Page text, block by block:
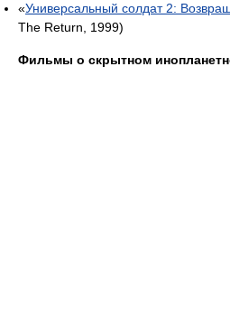
«Универсальный солдат 2:
The Return, 1999)
Фильмы о скрытном